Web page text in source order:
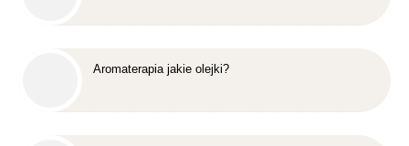
Aromaterapia jakie olejki?